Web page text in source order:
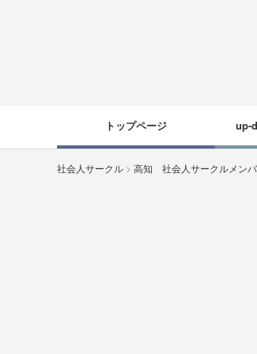
トップページ up-
社会人サークル > 高知 社会人サークルメン